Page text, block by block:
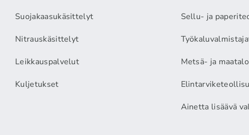
Suojakaasukäsittelyt
Nitrauskäsittelyt
Leikkauspalvelut
Kuljetukset
Sellu- ja
Metsä- ja
Ainetta lisäävä